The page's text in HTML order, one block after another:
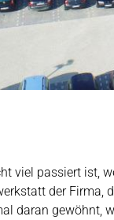
viel passiert ist,
der
daran gewöhnt,